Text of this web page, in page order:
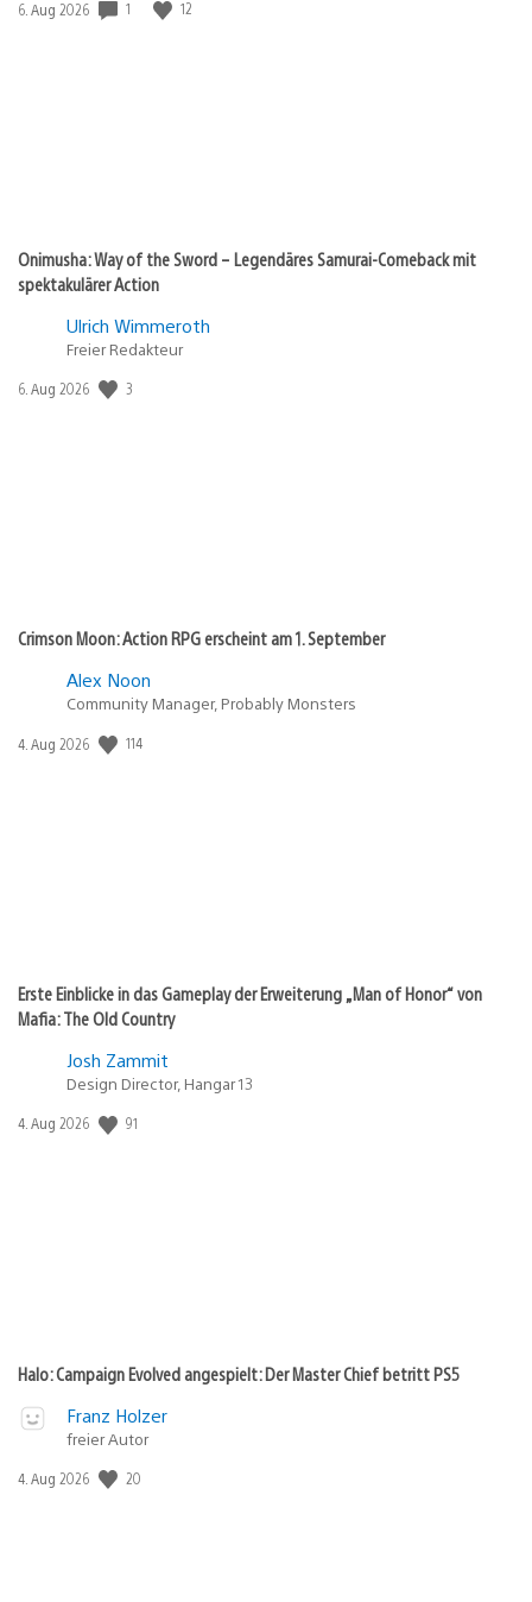
Veröffentlichungsdatum:
6. Aug 2026 1 12
Onimusha: Way of the Sword – Legendäres Samurai-Comeback mit
spektakulärer Action
Ulrich Wimmeroth
Freier Redakteur
Veröffentlichungsdatum:
6. Aug 2026 3
Crimson Moon: Action RPG erscheint am 1. September
Alex Noon
Community Manager, Probably Monsters
Veröffentlichungsdatum:
4. Aug 2026 114
Erste Einblicke in das Gameplay der Erweiterung „Man of Honor“ von
Mafia: The Old Country
Josh Zammit
Design Director, Hangar 13
Veröffentlichungsdatum:
4. Aug 2026 91
Halo: Campaign Evolved angespielt: Der Master Chief betritt PS5
Franz Holzer
freier Autor
Veröffentlichungsdatum:
4. Aug 2026 20